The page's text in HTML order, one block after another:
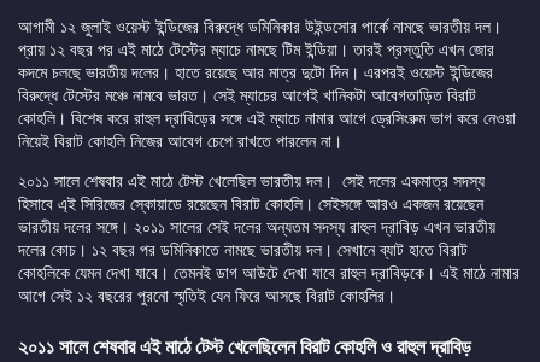
আগামী ১২ জুলাই ওয়েস্ট ইন্ডিজের বিরুদ্ধে ডমিনিকার উইন্ডসোর পার্কে নামছে ভারতীয় দল।
প্রায় ১২ বছর পর এই মাঠে টেস্টের ম্যাচে নামছে টিম ইন্ডিয়া। তারই প্রস্তুতি এখন জোর
কদমে চলছে ভারতীয় দলের। হাতে রয়েছে আর মাত্র দুটো দিন। এরপরই ওয়েস্ট ইন্ডিজের
বিরুদ্ধে টেস্টের মঞ্চে নামবে ভারত। সেই ম্যাচের আগেই খানিকটা আবেগতাড়িত বিরাট
কোহলি। বিশেষ করে রাহুল দ্রাবিড়ের সঙ্গে এই ম্যাচে নামার আগে ড্রেসিংরুম ভাগ করে নেওয়া
নিয়েই বিরাট কোহলি নিজের আবেগ চেপে রাখতে পারলেন না।
২০১১ সালে শেষবার এই মাঠে টেস্ট খেলেছিল ভারতীয় দল। সেই দলের একমাত্র সদস্য
হিসাবে এ্ই সিরিজের স্কোয়াডে রয়েছেন বিরাট কোহলি। সেইসঙ্গে আরও একজন রয়েছেন
ভারতীয় দলের সঙ্গে। ২০১১ সালের সেই দলের অন্যতম সদস্য রাহুল দ্রাবিড় এখন ভারতীয়
দলের কোচ। ১২ বছর পর ডমিনিকাতে নামছে ভারতীয় দল। সেখানে ব্যাট হাতে বিরাট
কোহলিকে যেমন দেখা যাবে। তেমনই ডাগ আউটে দেখা যাবে রাহুল দ্রাবিড়কে। এই মাঠে নামার
আগে সেই ১২ বছরের পুরনো স্মৃতিই যেন ফিরে আসছে বিরাট কোহলির।
২০১১ সালে শেষবার এই মাঠে টেস্ট খেলেছিলেন বিরাট কোহলি ও রাহুল দ্রাবিড়